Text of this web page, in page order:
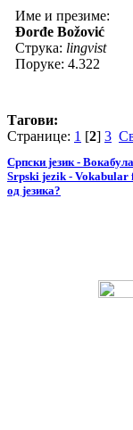
Име и презиме:
Đorđe Božović
Струка: lingvist
Поруке: 4.322
Тагови:
Странице: 1 [2] 3
Српски језик -
Srpski jezik - Vokabular
од језика?